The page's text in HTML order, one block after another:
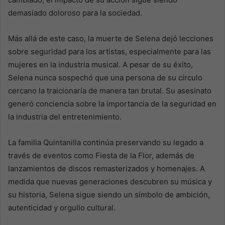
demasiado doloroso para la sociedad.
Más allá de este caso, la muerte de Selena dejó lecciones
sobre seguridad para los artistas, especialmente para las
mujeres en la industria musical. A pesar de su éxito,
Selena nunca sospechó que una persona de su círculo
cercano la traicionaría de manera tan brutal. Su asesinato
generó conciencia sobre la importancia de la seguridad en
la industria del entretenimiento.
La familia Quintanilla continúa preservando su legado a
través de eventos como Fiesta de la Flor, además de
lanzamientos de discos remasterizados y homenajes. A
medida que nuevas generaciones descubren su música y
su historia, Selena sigue siendo un símbolo de ambición,
autenticidad y orgullo cultural.